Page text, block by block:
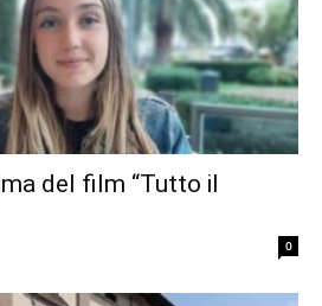
del film “Tutto il
0